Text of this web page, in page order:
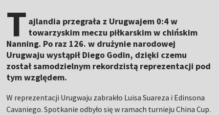
T ajlandia przegrała z Urugwajem 0:4 w
towarzyskim meczu piłkarskim w chińskim
Nanning. Po raz 126. w drużynie narodowej
Urugwaju wystąpił Diego Godin, dzięki czemu
został samodzielnym rekordzistą reprezentacji pod
tym względem.
W reprezentacji Urugwaju zabrakło Luisa Suareza i Edinsona
Cavaniego. Spotkanie odbyło się w ramach turnieju China Cup.